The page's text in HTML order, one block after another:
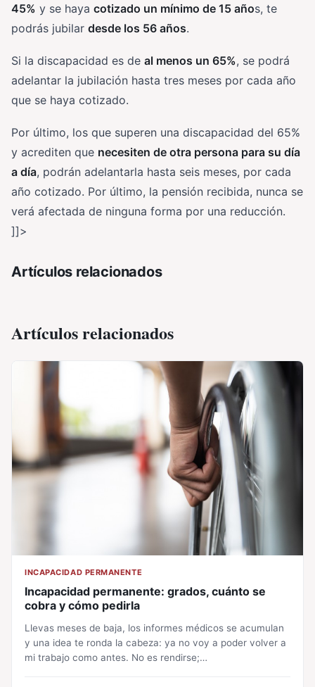
45% y se haya cotizado un mínimo de 15 años, te
podrás jubilar desde los 56 años.
Si la discapacidad es de al menos un 65%, se podrá
adelantar la jubilación hasta tres meses por cada año
que se haya cotizado.
Por último, los que superen una discapacidad del 65%
y acrediten que necesiten de otra persona para su día
a día, podrán adelantarla hasta seis meses, por cada
año cotizado. Por último, la pensión recibida, nunca se
verá afectada de ninguna forma por una reducción.
]]>
Artículos relacionados
Artículos relacionados
INCAPACIDAD PERMANENTE
Incapacidad permanente: grados, cuánto se
cobra y cómo pedirla
Llevas meses de baja, los informes médicos se acumulan
y una idea te ronda la cabeza: ya no voy a poder volver a
mi trabajo como antes. No es rendirse;…